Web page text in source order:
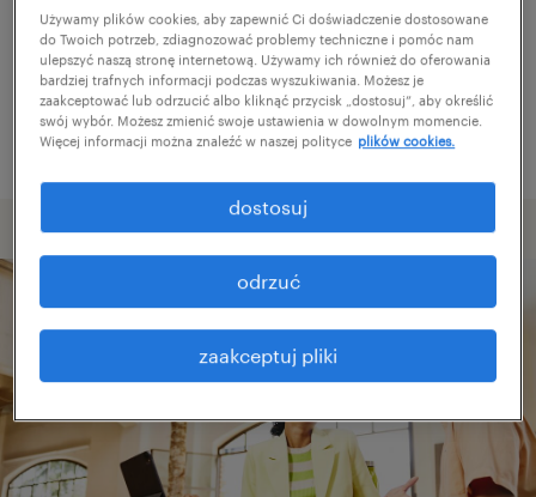
Zmień nazwę stanowiska albo słowa
kluczowe i sprawdź, czy zostały zapisane
poprawnie.
Używamy plików cookies, aby zapewnić Ci doświadczenie dostosowane
do Twoich potrzeb, zdiagnozować problemy techniczne i pomóc nam
ulepszyć naszą stronę internetową. Używamy ich również do oferowania
bardziej trafnych informacji podczas wyszukiwania. Możesz je
zaakceptować lub odrzucić albo kliknąć przycisk „dostosuj”, aby określić
swój wybór. Możesz zmienić swoje ustawienia w dowolnym momencie.
Więcej informacji można znaleźć w naszej polityce plików cookies.
zaakceptuj pliki
odrzuć
dostosuj